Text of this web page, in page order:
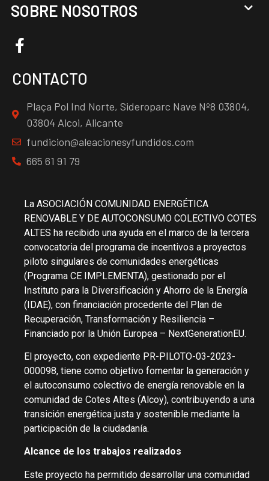
SOBRE NOSOTROS
CONTACTO
Plaça Pol Ind Norte, Sideroparc Nave Nº8 03804,
03804 Alcoi, Alicante
fundicion@aleacionesyfundidos.com
665 61 91 79
La ASOCIACIÓN COMUNIDAD ENERGÉTICA
RENOVABLE Y DE AUTOCONSUMO COLECTIVO COTES
ALTES ha recibido una ayuda en el marco de la tercera
convocatoria del programa de incentivos a proyectos
piloto singulares de comunidades energéticas
(Programa CE IMPLEMENTA), gestionado por el
Instituto para la Diversificación y Ahorro de la Energía
(IDAE), con financiación procedente del Plan de
Recuperación, Transformación y Resiliencia –
Financiado por la Unión Europea – NextGenerationEU.
El proyecto, con expediente PR-PILOTO-03-2023-
000098, tiene como objetivo fomentar la generación y
el autoconsumo colectivo de energía renovable en la
comunidad de Cotes Altes (Alcoy), contribuyendo a una
transición energética justa y sostenible mediante la
participación de la ciudadanía.
Alcance de los trabajos realizados
Este proyecto ha permitido desarrollar una comunidad